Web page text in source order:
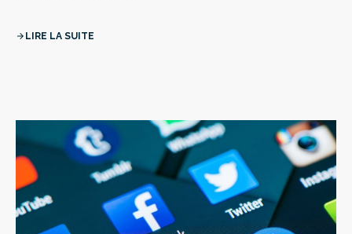
arrow_forward LIRE LA SUITE